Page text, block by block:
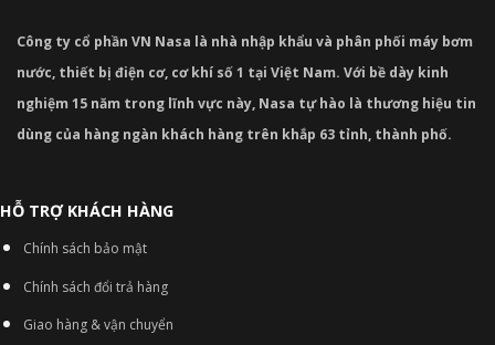
Công ty cổ phần VN Nasa là nhà nhập khẩu và phân phối máy bơm
nước, thiết bị điện cơ, cơ khí số 1 tại Việt Nam. Với bề dày kinh
nghiệm 15 năm trong lĩnh vực này, Nasa tự hào là thương hiệu tin
dùng của hàng ngàn khách hàng trên khắp 63 tỉnh, thành phố.
HỖ TRỢ KHÁCH HÀNG
Chính sách bảo mật
Chính sách đổi trả hàng
Giao hàng & vận chuyển